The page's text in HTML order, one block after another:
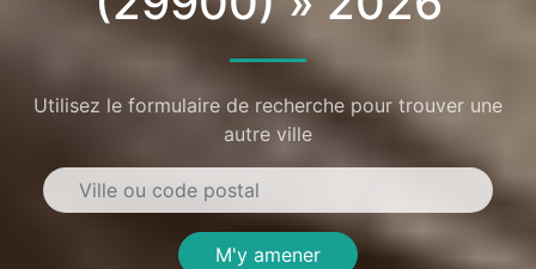
Utilisez le formulaire de recherche pour trouver une
autre ville
M'y amener